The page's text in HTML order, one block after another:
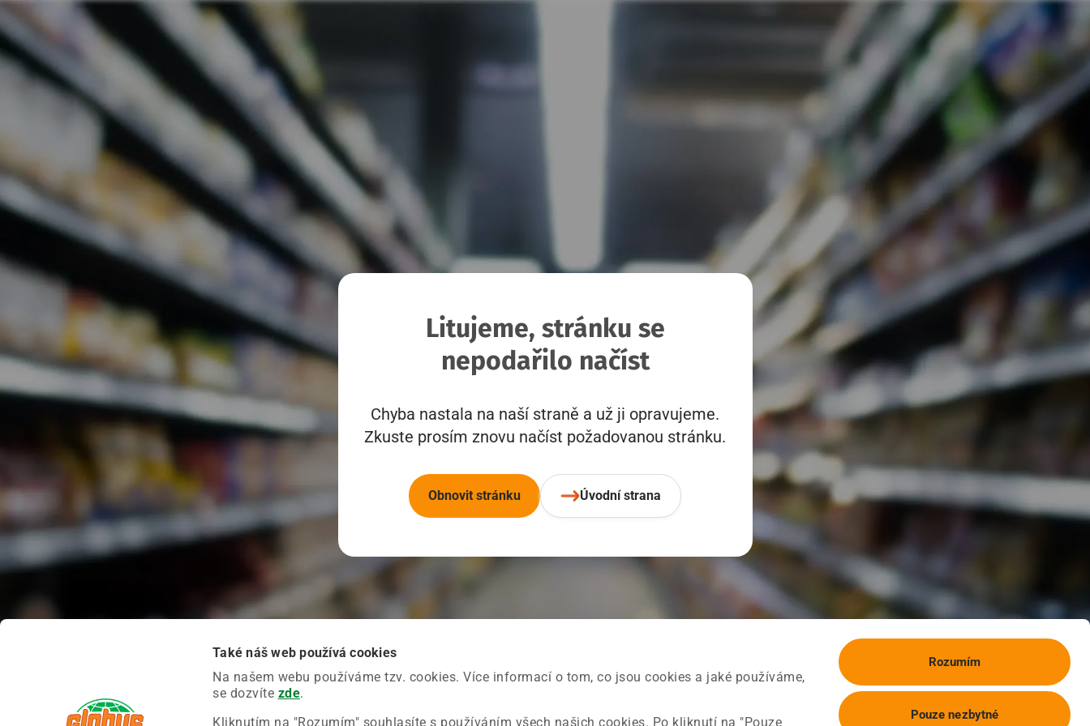
Také náš web používá cookies
Na našem webu používáme tzv. cookies. Více informací o tom, co jsou cookies a jaké používáme,
se dozvíte zde.
Kliknutím na "Rozumím" souhlasíte s používáním všech našich cookies. Po kliknutí na "Pouze
Rozumím
Pouze nezbytné
Litujeme, stránku se
nepodařilo načíst
Chyba nastala na naší straně a už ji opravujeme.
Zkuste prosím znovu načíst požadovanou stránku.
Obnovit stránku Úvodní strana